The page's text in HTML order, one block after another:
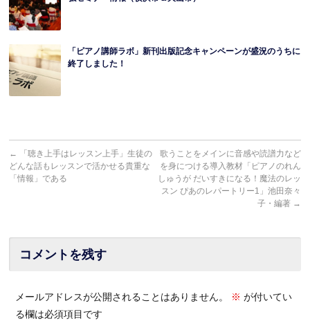
「ピアノ講師ラボ」新刊出版記念キャンペーンが盛況のうちに
終了しました！
←
「聴き上手はレッスン上手」生徒の
どんな話もレッスンで活かせる貴重な
「情報」である
歌うことをメインに音感や読譜力など
を身につける導入教材「ピアノのれん
しゅうが だいすきになる！魔法のレッ
スン ぴあのレパートリー1」池田奈々
子・編著 →
コメントを残す
メールアドレスが公開されることはありません。 ※ が付いてい
る欄は必須項目です